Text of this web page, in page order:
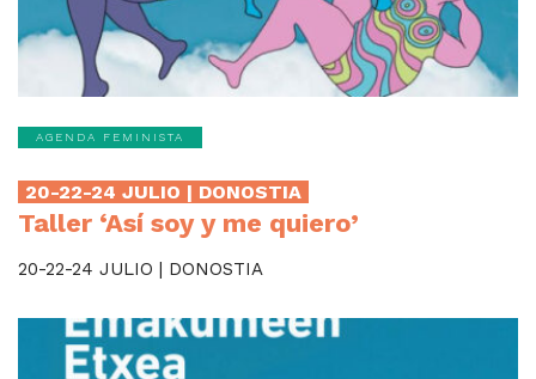
AGENDA FEMINISTA
20-22-24 JULIO | DONOSTIA
Taller ‘Así soy y me quiero’
20-22-24 JULIO | DONOSTIA